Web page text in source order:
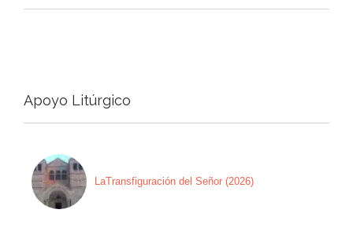
Apoyo Litúrgico
LaTransfiguración del Señor (2026)